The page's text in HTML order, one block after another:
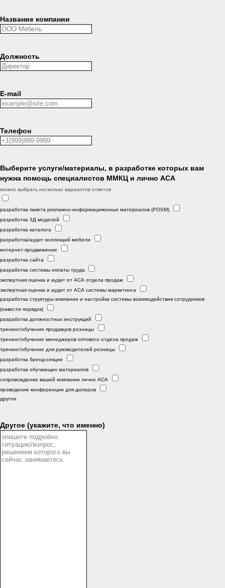
Название компании
Должность
E-mail
Телефон
Выберите услуги/материалы, в разработке которых вам
нужна помощь специалистов ММКЦ и лично АСА
можно выбрать несколько вариантов ответов
разработка пакета рекламно-информацияонных материалов (POSM)
разработка 3Д моделей
разработка каталога
разработка/аудит коллекций мебели
интернет-продвижение
разработка сайта
разработка системы оплаты труда
экспертная оценка и аудит от АСА отдела продаж
экспертная оценка и аудит от АСА системы маркетинга
разработка структуры компании и настройка системы взаимодействия сотрудников
(навести порядок)
разработка должностных инструкций
тренинг/обучение продавцов розницы
тренинг/обучение менеджеров оптового отдела продаж
тренинг/обучение для руководителей розницы
разработка бренд-секции
разработка обучающих материалов
сопровождение вашей компании лично АСА
проведение конференции для дилеров
другое
Другое (укажите, что именно)